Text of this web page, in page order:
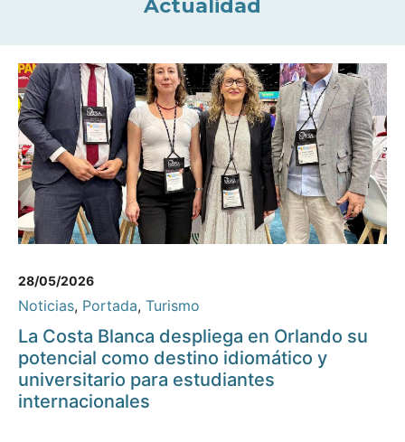
Actualidad
28/05/2026
Noticias, Portada, Turismo
La Costa Blanca despliega en Orlando su
potencial como destino idiomático y
universitario para estudiantes
internacionales